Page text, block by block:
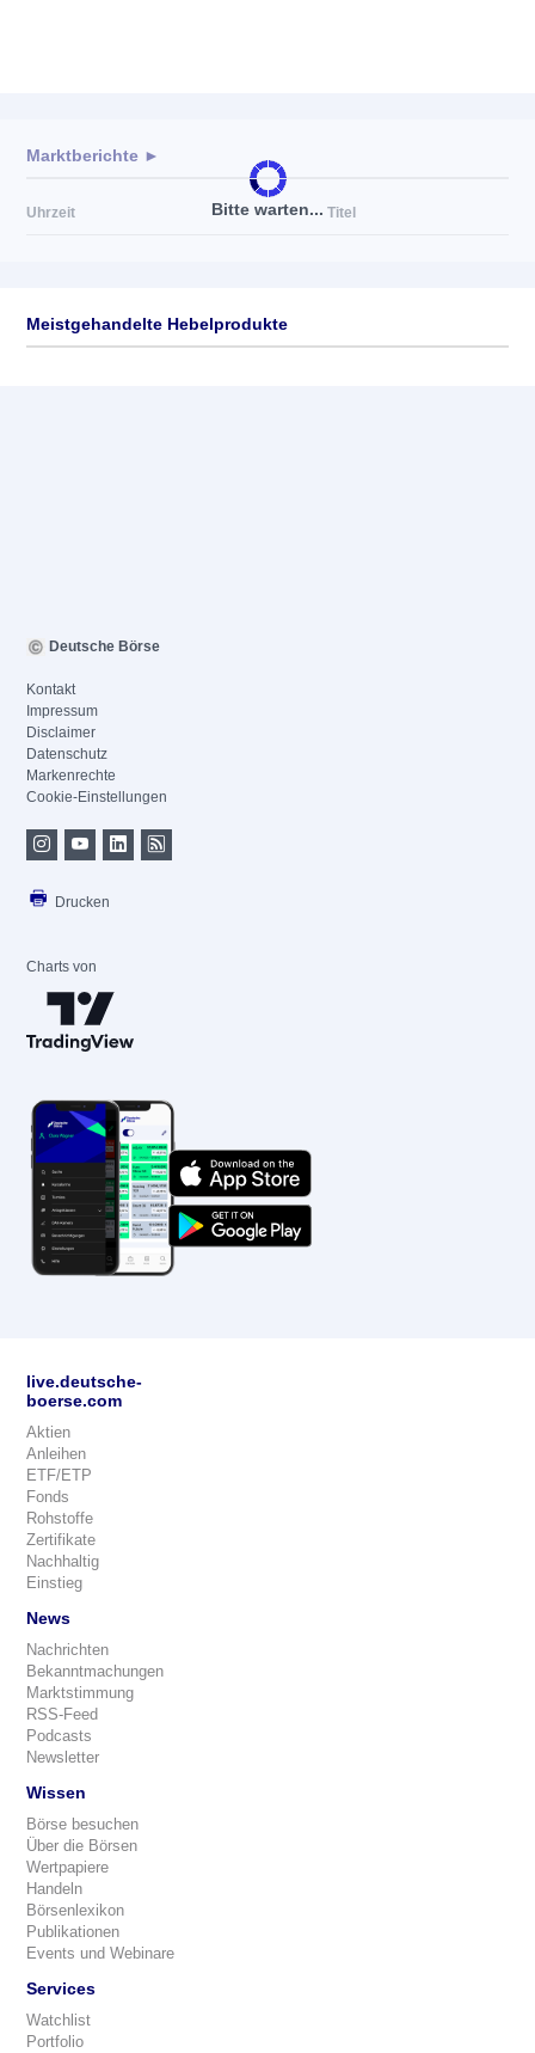
Bitte warten...
Marktberichte ►
Uhrzeit Titel
Meistgehandelte Hebelprodukte
Deutsche Börse
Kontakt
Impressum
Disclaimer
Datenschutz
Markenrechte
Cookie-Einstellungen
Drucken
Charts von
live.deutsche-
boerse.com
Aktien
Anleihen
ETF/ETP
Fonds
Rohstoffe
Zertifikate
Nachhaltig
Einstieg
News
Nachrichten
Bekanntmachungen
Marktstimmung
RSS-Feed
Podcasts
Newsletter
Wissen
Börse besuchen
Über die Börsen
Wertpapiere
Handeln
Börsenlexikon
Publikationen
Events und Webinare
Services
Watchlist
Portfolio